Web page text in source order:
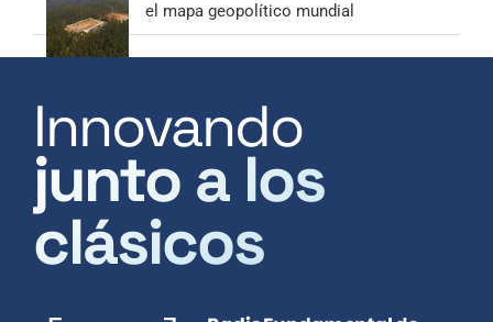
el mapa geopolítico mundial
Innovando
junto a los
clásicos